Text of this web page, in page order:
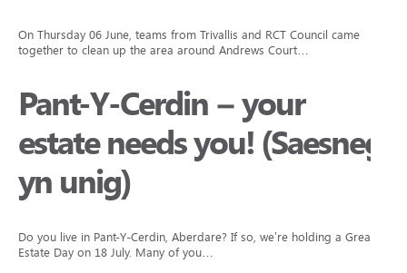
On Thursday 06 June, teams from Trivallis and RCT Council came
together to clean up the area around Andrews Court…
Pant-Y-Cerdin – your
estate needs you! (Saesneg
yn unig)
Do you live in Pant-Y-Cerdin, Aberdare? If so, we’re holding a Great
Estate Day on 18 July. Many of you…